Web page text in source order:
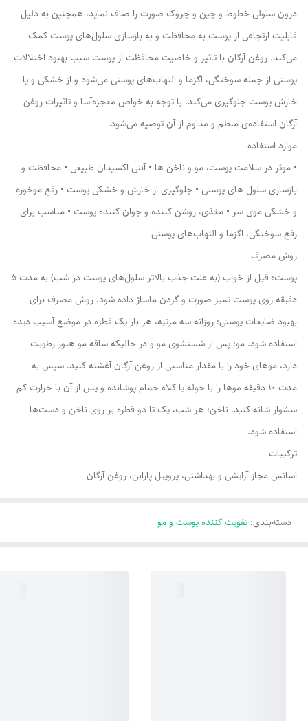
درون ‌سلولی خطوط و چین و چروک صورت را صاف نماید، همچنین به دلیل
قابلیت ارتجاعی از پوست به محافظت و به بازسازی سلول‌های پوست کمک
می‌کند. روغن آرگان با تاثیر و خاصیت محافظت از پوست سبب بهبود اختلالات
پوستی از جمله سوختگی، اگزما و التهاب‌های پوستی می‌شود و از خشکی و یا
خارش پوست جلوگیری می‌کند. با توجه به خواص معجزه‌آسا و تاثیرات روغن
آرگان استفاده‌ی منظم و مداوم از آن توصیه می‌شود.
موارد استفاده
• موثر در سلامت پوست، مو و ناخن ها • آنتی اکسیدان طبیعی • محافظت و
بازسازی سلول های پوستی • جلوگیری از خارش و خشکی پوست • رفع موخوره
و خشکی موی سر • مغذی، روشن کننده و جوان کننده پوست • مناسب برای
رفع سوختگی، اگزما و التهاب‌های پوستی
روش مصرف
پوست: قبل از خواب (به علت جذب بالاتر سلول‌های پوست در شب) به مدت 5
دقیقه روی پوست تمیز صورت و گردن ماساژ داده شود. روش مصرف برای
بهبود ضایعات پوستی: روزانه سه مرتبه، هر بار یک قطره در موضع آسیب دیده
استفاده شود. مو: پس از شستشوی مو و در حالیکه ساقه مو هنوز رطوبت
دارد، موهای خود را با مقدار مناسبی از روغن آرگان آغشته کنید. سپس به
مدت 10 دقیقه موها را با حوله یا کلاه حمام پوشانده و پس از آن با حرارت کم
سشوار شانه کنید. ناخن: هر شب، یک تا دو قطره بر روی ناخن و دست‌ها
استفاده شود.
ترکیبات
اسانس مجاز آرایشی و بهداشتی، پروپیل پارابن، روغن آرگان
دسته‌بندی: تقویت کننده پوست و مو